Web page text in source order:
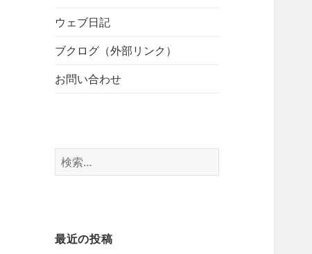
ウェブ日記
ブクログ（外部リンク）
お問い合わせ
検
索:
最近の投稿